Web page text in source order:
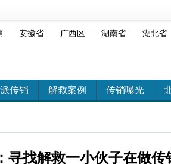
安徽省 广西区 湖南省 湖北省
传销 解救案例 传销曝光
寻找解救一小伙子在做传